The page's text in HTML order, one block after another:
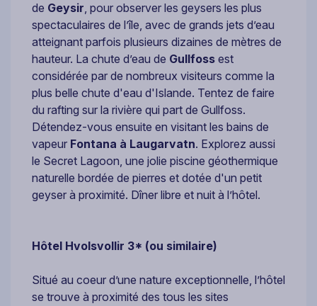
de Geysir, pour observer les geysers les plus
spectaculaires de l’île, avec de grands jets d’eau
atteignant parfois plusieurs dizaines de mètres de
hauteur. La chute d’eau de Gullfoss est
considérée par de nombreux visiteurs comme la
plus belle chute d'eau d'Islande. Tentez de faire
du rafting sur la rivière qui part de Gullfoss.
Détendez-vous ensuite en visitant les bains de
vapeur Fontana à Laugarvatn. Explorez aussi
le Secret Lagoon, une jolie piscine géothermique
naturelle bordée de pierres et dotée d'un petit
geyser à proximité. Dîner libre et nuit à l’hôtel.
Hôtel Hvolsvollir 3* (ou similaire)
Situé au coeur d’une nature exceptionnelle, l’hôtel
se trouve à proximité des tous les sites